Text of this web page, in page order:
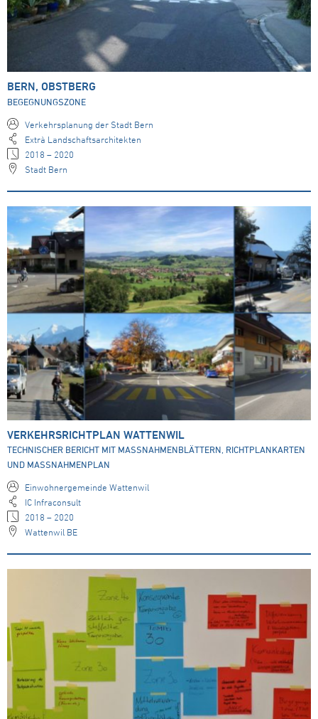
BERN, OBSTBERG
BEGEGNUNGSZONE
Verkehrsplanung der Stadt Bern
Extrà Landschaftsarchitekten
2018 – 2020
Stadt Bern
VERKEHRSRICHTPLAN WATTENWIL
TECHNISCHER BERICHT MIT MASSNAHMENBLÄTTERN, RICHTPLANKARTEN
UND MASSNAHMENPLAN
Einwohnergemeinde Wattenwil
IC Infraconsult
2018 – 2020
Wattenwil BE